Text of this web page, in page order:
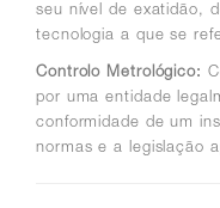
seu nível de exatidão,
tecnologia a que se
Controlo Metrológico:
por uma entidade
conformidade de um
normas e a legislação